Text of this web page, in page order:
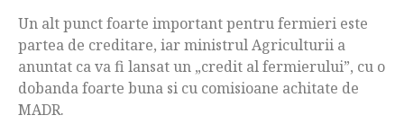
Un alt punct foarte important pentru fermieri este
partea de creditare, iar ministrul Agriculturii a
anuntat ca va fi lansat un „credit al fermierului”, cu o
dobanda foarte buna si cu comisioane achitate de
MADR.